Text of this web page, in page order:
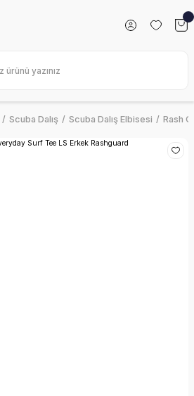
Scuba Dalış Scuba Dalış Elbisesi Rash